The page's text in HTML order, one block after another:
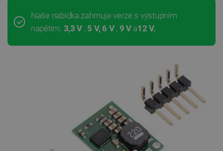
Naše nabídka zahrnuje verze s výstupním
napětím: 3,3 V , 5 V, 6 V, 9 Va12 V.